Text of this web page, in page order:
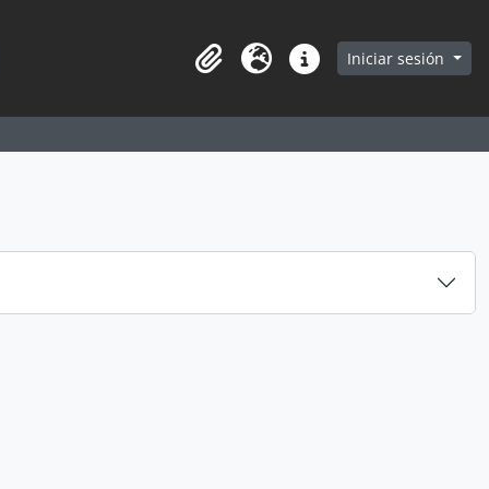
in browse page
Portapapeles
Idioma Enlaces rápidos
Iniciar sesión